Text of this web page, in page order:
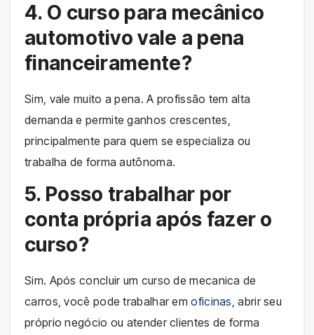
4. O curso para mecânico
automotivo vale a pena
financeiramente?
Sim, vale muito a pena. A profissão tem alta
demanda e permite ganhos crescentes,
principalmente para quem se especializa ou
trabalha de forma autônoma.
5. Posso trabalhar por
conta própria após fazer o
curso?
Sim. Após concluir um curso de mecanica de
carros, você pode trabalhar emoficinas, abrir seu
próprio negócio ou atender clientes de forma